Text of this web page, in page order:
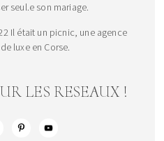
seul.e son mariage.
Il était un picnic, une agence
luxe en Corse.
LES RESEAUX !